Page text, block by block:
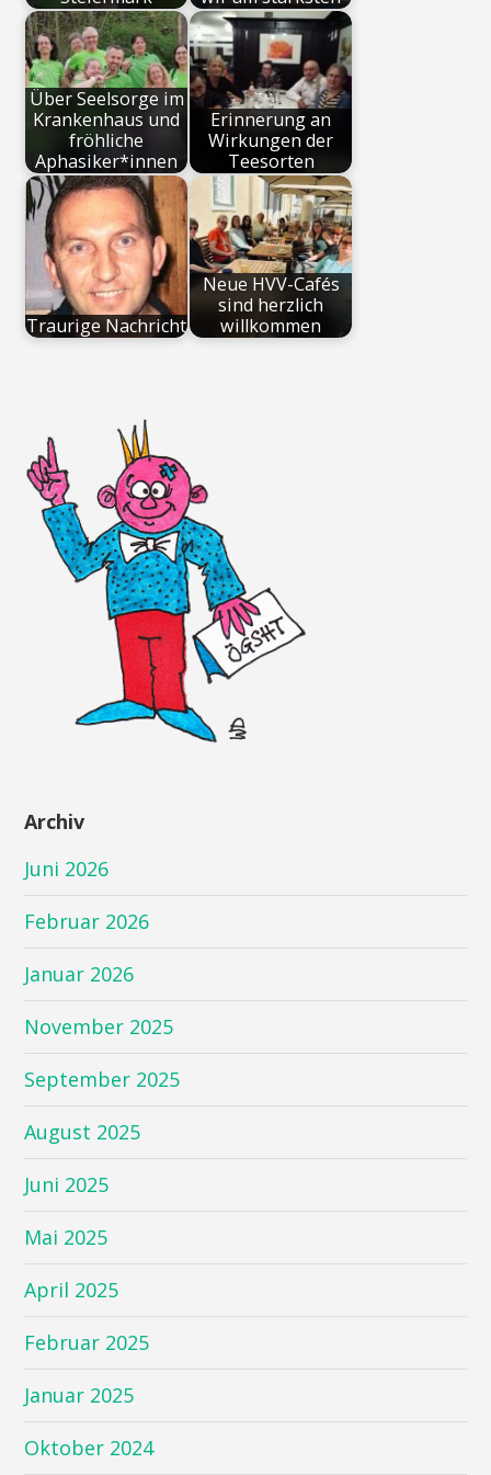
Über Seelsorge im
Krankenhaus und
fröhliche
Aphasiker*innen
Erinnerung an
Wirkungen der
Teesorten
Traurige Nachricht
Neue HVV-Cafés
sind herzlich
willkommen
Archiv
Juni 2026
Februar 2026
Januar 2026
November 2025
September 2025
August 2025
Juni 2025
Mai 2025
April 2025
Februar 2025
Januar 2025
Oktober 2024